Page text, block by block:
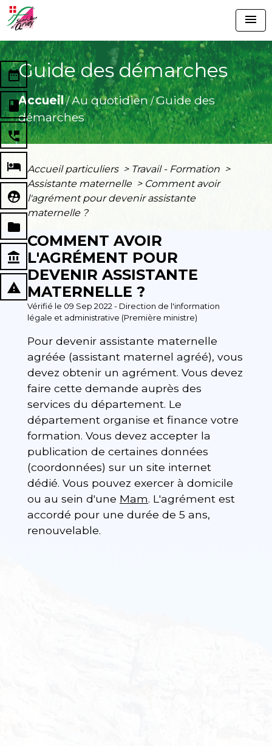
menu
Guide des démarches
Accueil/Au quotidien/Guide des
démarches
date_range
book
perm_phone_msg
local_hotel
supervised_user_circle
folder
account_balance
report_problem
Accueil particuliers > Travail - Formation >
Assistante maternelle > Comment avoir
l'agrément pour devenir assistante
maternelle ?
COMMENT AVOIR
L'AGRÉMENT POUR
DEVENIR ASSISTANTE
MATERNELLE ?
Vérifié le 09 Sep 2022 - Direction de l'information
légale et administrative (Première ministre)
Pour devenir assistante maternelle
agréée (assistant maternel agréé), vous
devez obtenir un agrément. Vous devez
faire cette demande auprès des
services du département. Le
département organise et finance votre
formation. Vous devez accepter la
publication de certaines données
(coordonnées) sur un site internet
dédié. Vous pouvez exercer à domicile
ou au sein d'une Mam. L'agrément est
accordé pour une durée de 5 ans,
renouvelable.